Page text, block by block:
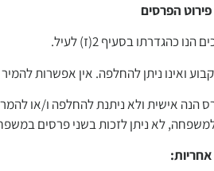
פירוט הפרסים
כהגדרתו בסעיף 2(ז) לעיל.
ואינו ניתן להחלפה. אין אפשרות
הנה אישית ולא ניתנת להחלפה ו/או
למשפחה, לא ניתן לזכות בשני פרסים
אחריות: